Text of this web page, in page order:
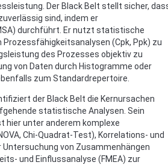
Der Black Belt stellt sicher,
sind, indem er
durchführt. Er nutzt statistische
(Cpk, Ppk) zu
des Prozesses objektiv zu
von Daten durch Histogramme oder
zum Standardrepertoire.
der Black Belt die Kernursachen
statistische Analysen. Sein
hier unter anderem komplexe
Chi-Quadrat-Test), Korrelations- und
Untersuchung von Zusammenhängen
und Einflussanalyse (FMEA) zur